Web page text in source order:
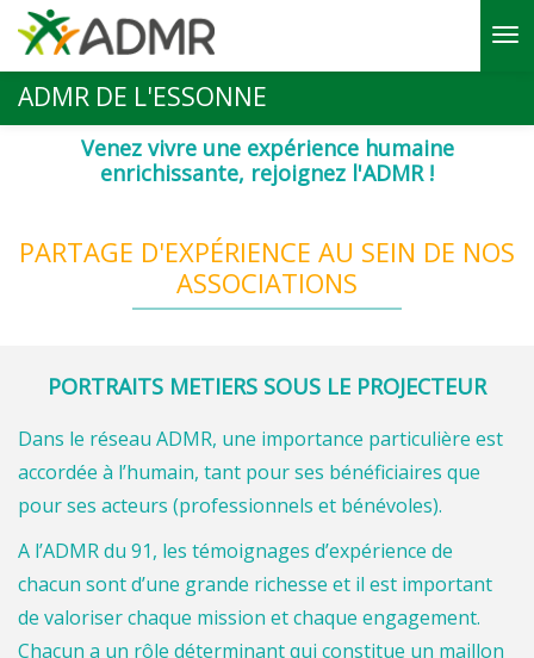
Aller au contenu principal
ADMR DE L'ESSONNE
Venez vivre une expérience humaine
enrichissante, rejoignez l'ADMR !
PARTAGE D'EXPÉRIENCE AU SEIN DE NOS
ASSOCIATIONS
PORTRAITS METIERS SOUS LE PROJECTEUR
Dans le réseau ADMR, une importance particulière est
accordée à l’humain, tant pour ses bénéficiaires que
pour ses acteurs (professionnels et bénévoles).
A l’ADMR du 91, les témoignages d’expérience de
chacun sont d’une grande richesse et il est important
de valoriser chaque mission et chaque engagement.
Chacun a un rôle déterminant qui constitue un maillon